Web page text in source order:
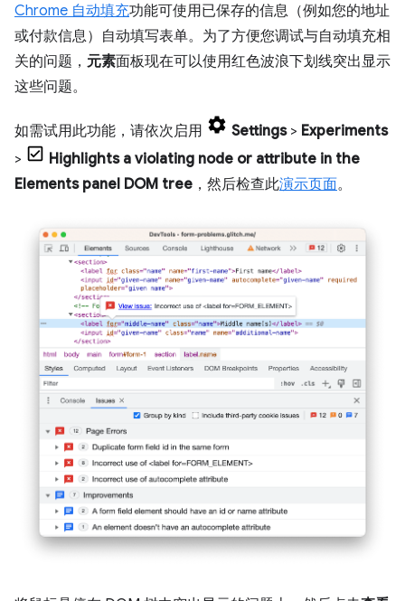
Chrome 自动填充功能可使用已保存的信息（例如您的地址
或付款信息）自动填写表单。为了方便您调试与自动填充相
关的问题， 元素面板现在可以使用红色波浪下划线突出显示
这些问题。
如需试用此功能，请依次启用 Settings> Experiments
>
Highlights a violating node or attribute in the
Elements panel DOM tree ，然后检查此演示页面。